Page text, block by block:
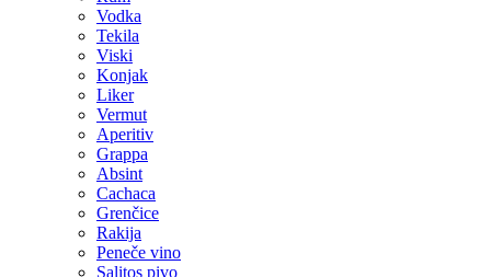
Vodka
Tekila
Viski
Konjak
Liker
Vermut
Aperitiv
Grappa
Absint
Cachaca
Grenčice
Rakija
Peneče vino
Salitos pivo